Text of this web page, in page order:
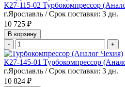
К27-115-02 Турбокомпрессор
г.Ярославль / Срок поставки: 3 дн.
10 725 ₽
В корзину
-
+
К27-145-01 Турбокомпрессор
г.Ярославль / Срок поставки: 3 дн.
10 824 ₽